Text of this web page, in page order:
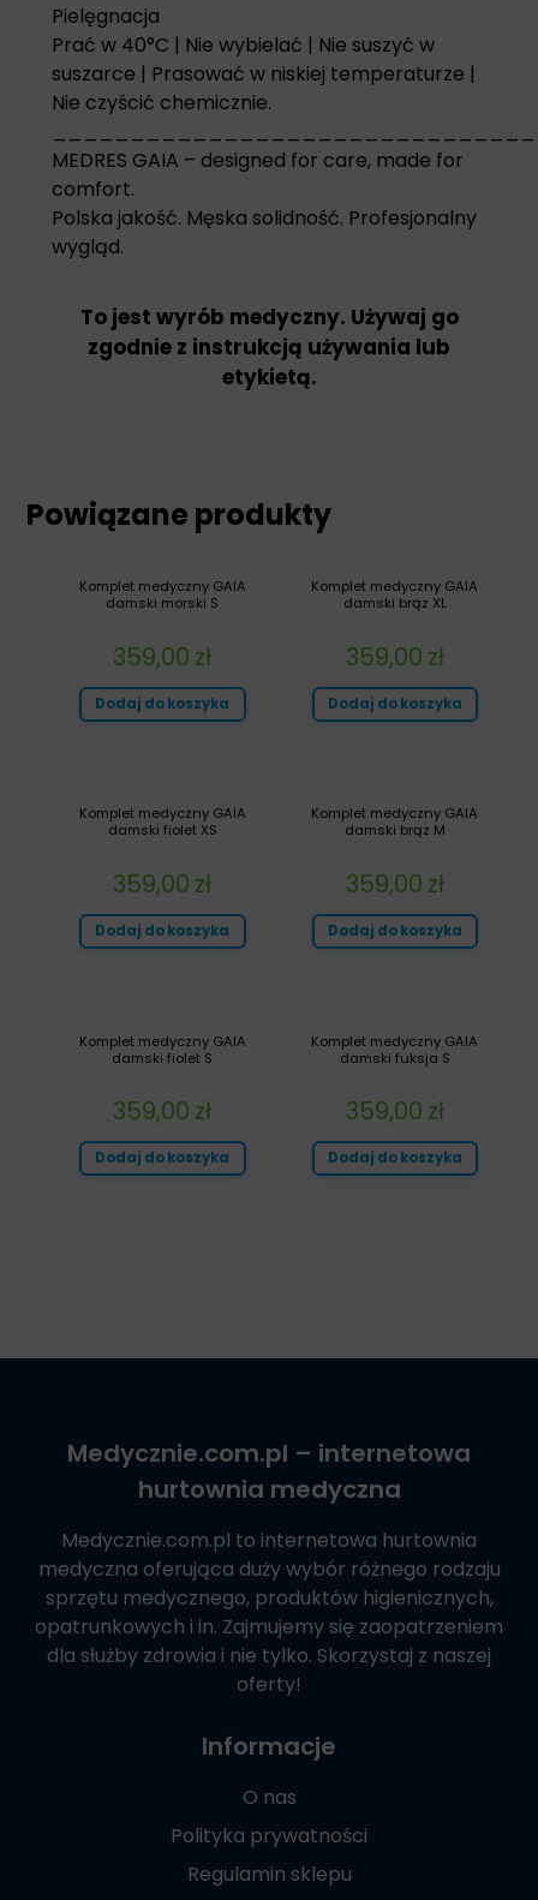
Pielęgnacja
Prać w 40°C | Nie wybielać | Nie suszyć w
suszarce | Prasować w niskiej temperaturze |
Nie czyścić chemicznie.
MEDRES GAIA – designed for care, made for
comfort.
Polska jakość. Męska solidność. Profesjonalny
wygląd.
To jest wyrób medyczny. Używaj go
zgodnie z instrukcją używania lub
etykietą.
Powiązane produkty
Komplet medyczny GAIA
damski brąz XL
359,00 zł
Dodaj do koszyka
Komplet medyczny GAIA
damski morski S
359,00 zł
Dodaj do koszyka
Komplet medyczny GAIA
damski brąz M
359,00 zł
Dodaj do koszyka
Komplet medyczny GAIA
damski fiolet XS
359,00 zł
Dodaj do koszyka
Komplet medyczny GAIA
damski fuksja S
359,00 zł
Dodaj do koszyka
Komplet medyczny GAIA
damski fiolet S
359,00 zł
Dodaj do koszyka
Medycznie.com.pl – internetowa
hurtownia medyczna
Medycznie.com.pl to internetowa hurtownia
medyczna oferująca duży wybór różnego rodzaju
sprzętu medycznego, produktów higienicznych,
opatrunkowych i in. Zajmujemy się zaopatrzeniem
dla służby zdrowia i nie tylko. Skorzystaj z naszej
oferty!
Informacje
O nas
Polityka prywatności
Regulamin sklepu